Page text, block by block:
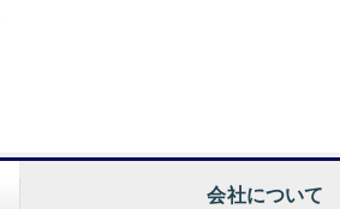
会社について